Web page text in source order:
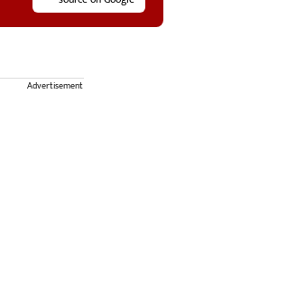
Advertisement